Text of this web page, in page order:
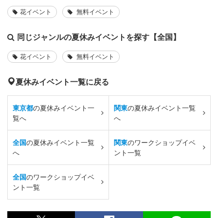
花イベント 無料イベント
同じジャンルの夏休みイベントを探す【全国】
花イベント 無料イベント
夏休みイベント一覧に戻る
東京都の夏休みイベント一
覧へ
関東の夏休みイベント一覧
へ
全国の夏休みイベント一覧
へ
関東のワークショップイベ
ント一覧
全国のワークショップイベ
ント一覧